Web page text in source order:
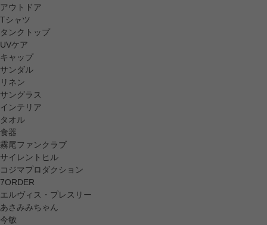
アウトドア
Tシャツ
タンクトップ
UVケア
キャップ
サンダル
リネン
サングラス
インテリア
タオル
食器
霧尾ファンクラブ
サイレントヒル
コジマプロダクション
7ORDER
エルヴィス・プレスリー
あさみみちゃん
今敏